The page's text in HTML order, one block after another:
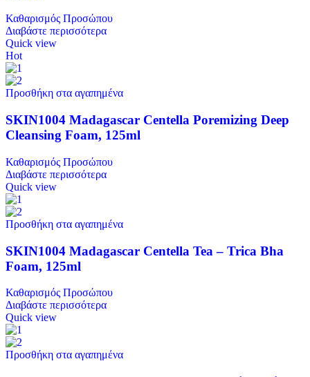
Καθαρισμός Προσώπου
Διαβάστε περισσότερα
Quick view
Hot
Προσθήκη στα αγαπημένα
SKIN1004 Madagascar Centella Poremizing Deep
Cleansing Foam, 125ml
Καθαρισμός Προσώπου
Διαβάστε περισσότερα
Quick view
Προσθήκη στα αγαπημένα
SKIN1004 Madagascar Centella Tea – Trica Bha
Foam, 125ml
Καθαρισμός Προσώπου
Διαβάστε περισσότερα
Quick view
Προσθήκη στα αγαπημένα